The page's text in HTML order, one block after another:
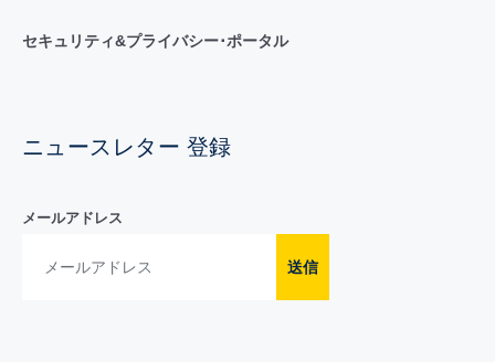
セキュリティ&プライバシー･ポータル
ニュースレター 登録
メールアドレス
送信